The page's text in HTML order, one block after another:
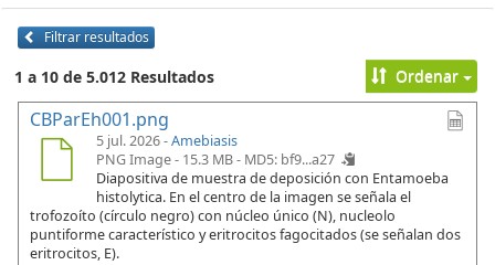
Filtrar resultados
1 a 10 de 5.012 Resultados Ordenar
CBParEh001.png
5 jul. 2026 -Amebiasis
PNG Image - 15.3 MB - MD5: bf9...a27
Diapositiva de muestra de deposición con Entamoeba
histolytica. En el centro de la imagen se señala el
trofozoíto (círculo negro) con núcleo único (N), nucleolo
puntiforme característico y eritrocitos fagocitados (se señalan dos
eritrocitos, E).